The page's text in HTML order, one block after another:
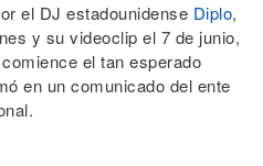
el DJ estadounidense Diplo,
y su videoclip el 7 de junio,
el tan esperado
en un comunicado del ente